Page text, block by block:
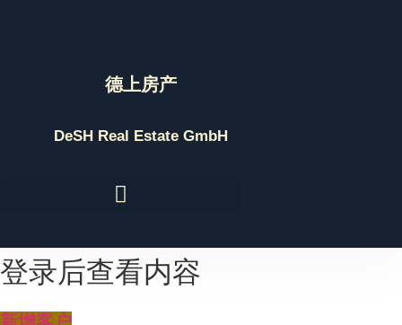
德上房产
DeSH Real Estate GmbH
登录后查看内容
新增客户